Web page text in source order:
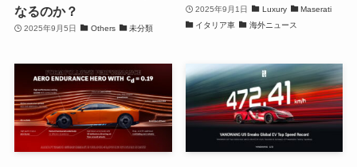
なるのか？
2025年9月5日 Others 未分類
2025年9月1日 Luxury
Maserati
イタリア車
海外ニュース